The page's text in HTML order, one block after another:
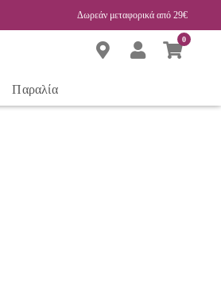
Δωρεάν μεταφορικά από 29€
0
Παραλία